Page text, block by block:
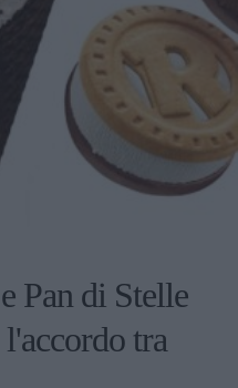
Pan di Stelle
tra